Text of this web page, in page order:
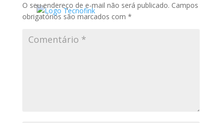
O seu endereço de e-mail não será publicado. Campos
obrigatórios são marcados com *